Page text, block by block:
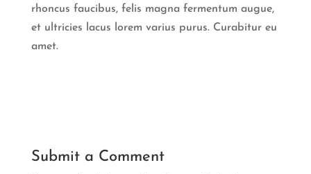
rhoncus faucibus, felis magna fermentum augue,
et ultricies lacus lorem varius purus. Curabitur eu
amet.
Submit a Comment